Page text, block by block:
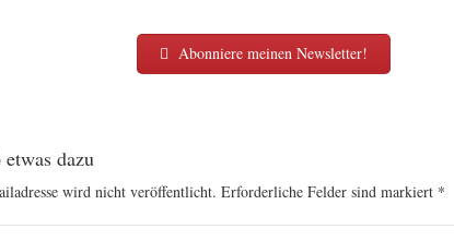
Abonniere meinen Newsletter!
dazu
wird nicht veröffentlicht. Erforderliche Felder sind markiert *